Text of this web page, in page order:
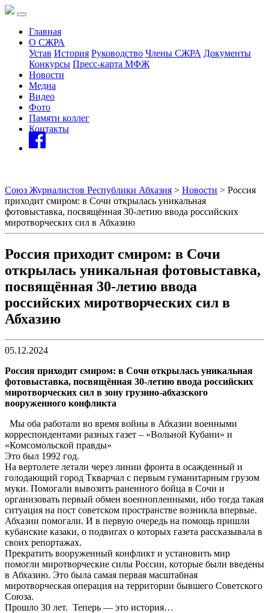
Главная
О СЖРА
Устав История Руководство Члены СЖРА Документы
Конкурсы Пресс-карта МФЖ
Новости
Медиа
Видео
Фото
Памяти коллег
Контакты
Союз Журналистов Республики Абхазия > Новости > Россия
приходит смиром: в Сочи открылась уникальная
фотовыставка, посвящённая 30-летию ввода российских
миротворческих сил в Абхазию
Россия приходит смиром: в Сочи
открылась уникальная фотовыставка,
посвящённая 30-летию ввода
российских миротворческих сил в
Абхазию
05.12.2024
Россия приходит смиром: в Сочи открылась уникальная
фотовыставка, посвящённая 30-летию ввода российских
миротворческих сил в зону грузино-абхазского
вооруженного конфликта
Мы оба работали во время войны в Абхазии военными
корреспондентами разных газет – «Вольной Кубани» и
«Комсомольской правды»
Это был 1992 год.
На вертолете летали через линии фронта в осажденный и
голодающий город Ткварчал с первым гуманитарным грузом
муки. Помогали вывозить раненного бойца в Сочи и
организовать первый обмен военнопленными, ибо тогда такая
ситуация на пост советском пространстве возникла впервые.
Абхазии помогали. И в первую очередь на помощь пришли
кубанские казаки, о подвигах о которых газета рассказывала в
своих репортажах.
Прекратить вооруженный конфликт и установить мир
помогли миротворческие силы России, которые были введены
в Абхазию. Это была самая первая масштабная
миротворческая операция на территории бывшего Советского
Союза.
Прошло 30 лет. Теперь — это история…